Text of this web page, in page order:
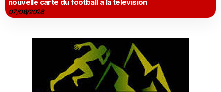
nouvelle carte du football à la télévision
07/08/2026